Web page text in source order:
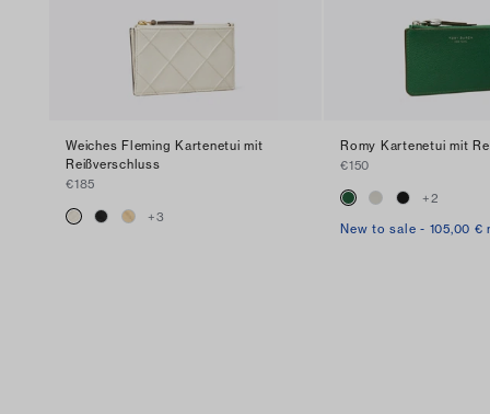
Weiches Fleming Kartenetui mit
Reißverschluss
€185
+3
Romy Kartenetui mit
€150
+2
New to sale - 105,00 €